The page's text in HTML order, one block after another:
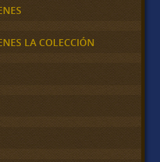
LA COLECCIÓN